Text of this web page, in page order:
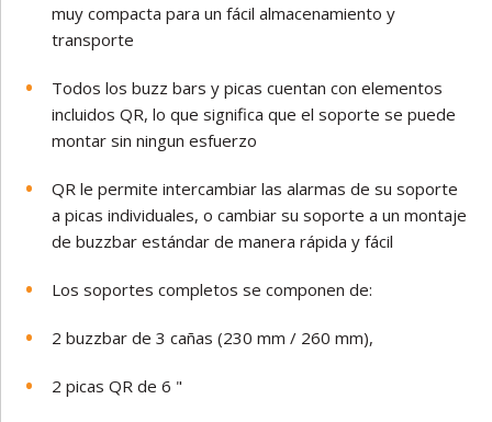
muy compacta para un fácil almacenamiento y
transporte
Todos los buzz bars y picas cuentan con elementos
incluidos QR, lo que significa que el soporte se puede
montar sin ningun esfuerzo
QR le permite intercambiar las alarmas de su soporte
a picas individuales, o cambiar su soporte a un montaje
de buzzbar estándar de manera rápida y fácil
Los soportes completos se componen de:
2 buzzbar de 3 cañas (230 mm / 260 mm),
2 picas QR de 6 "